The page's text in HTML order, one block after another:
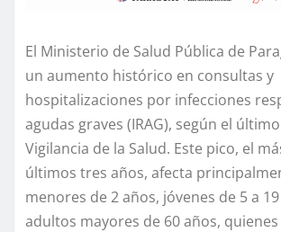
El Ministerio de Salud Pública de
un aumento histórico en consultas y
hospitalizaciones por infecciones
agudas graves (IRAG), según el
Vigilancia de la Salud. Este pico, el
últimos tres años, afecta
menores de 2 años, jóvenes de 5 a
adultos mayores de 60 años,